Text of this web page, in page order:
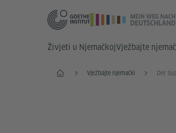
Živjeti u NjemačkojVježbajte
Početna Vježbajte njemački Der